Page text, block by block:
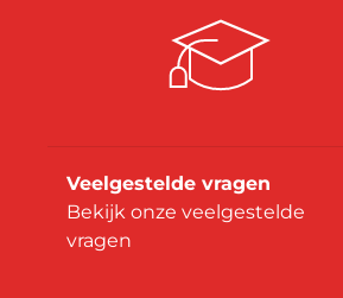
Veelgestelde vragen
Bekijk onze veelgestelde
vragen